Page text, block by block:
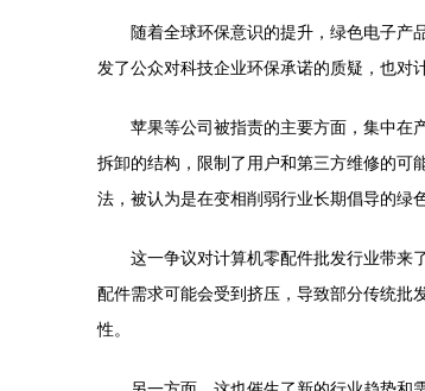
随着全球环保意识的提升，绿色电子产
发了公众对科技企业环保承诺的质疑，也对
苹果等公司被指责的主要方面，集中在
拆卸的结构，限制了用户和第三方维修的可
法，被认为是在变相削弱行业长期倡导的绿
这一争议对计算机零配件批发行业带来
配件需求可能会受到挤压，导致部分传统批
性。